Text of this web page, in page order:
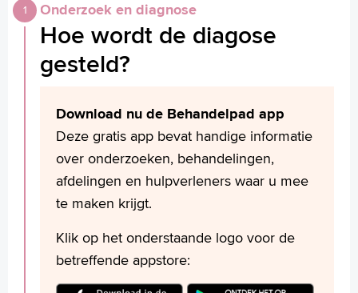
Contact
MijnASz
Verwijzers
Wetenschappelijk onderzoek
Tekstgrootte A
Language
Zoeken
griep, zoals koorts en spierpijn. Pas nadat de
griepklachten verdwenen zijn, blijkt soms
dat er meer aan de hand is. Klachten bij
myocarditis zijn:
Plotseling optredende koorts
Griepachtige verschijnselen
Pijn in de hartstreek
Zweten
Hartritmestoornissen
Kortademigheid
Vocht vasthouden
Onderzoek en diagnose
Hoe wordt de diagose
gesteld?
Download nu de Behandelpad app
Deze gratis app bevat handige informatie
over onderzoeken, behandelingen,
afdelingen en hulpverleners waar u mee
te maken krijgt.
Klik op het onderstaande logo voor de
betreffende appstore: